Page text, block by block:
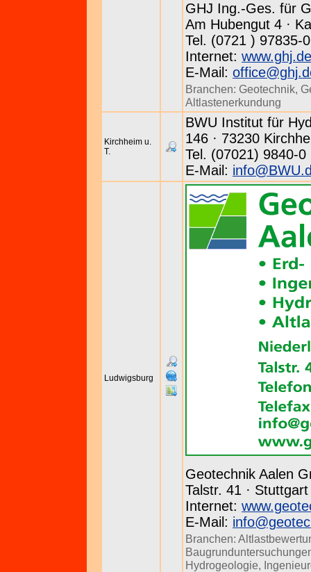
GHJ Ing.-Ges. für
Am Hubengut 4 ·
Tel. (0721 ) 97835-0
Internet: www.ghj.de
E-Mail:
Branchen: Geotechnik,
Altlastenerkundung
Kirchheim u.
T.
BWU Institut für
146 · 73230
Tel. (07021) 9840-0
E-Mail:
Ludwigsburg
Geotechnik Aalen
Talstr. 41 ·
Internet:
E-Mail:
Branchen:
Hydrogeologie,